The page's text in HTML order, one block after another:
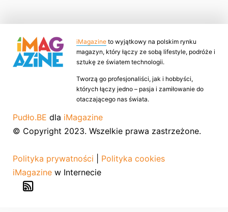
iMagazine to wyjątkowy na polskim rynku
magazyn, który łączy ze sobą lifestyle, podróże i
sztukę ze światem technologii.
Tworzą go profesjonaliści, jak i hobbyści,
których łączy jedno – pasja i zamiłowanie do
otaczającego nas świata.
Pudło.BE dla iMagazine
© Copyright 2023. Wszelkie prawa zastrzeżone.
Polityka prywatności
Polityka cookies
iMagazine w Internecie